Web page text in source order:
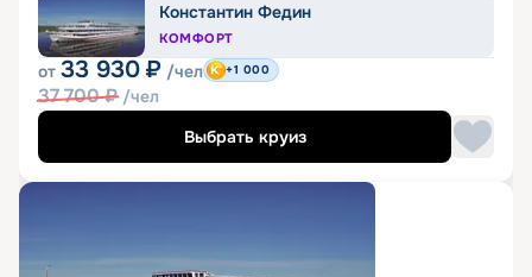
Константин Федин
КОМФОРТ
от 33 930 ₽ /чел
37 700₽ /чел
+1 000
Выбрать круиз